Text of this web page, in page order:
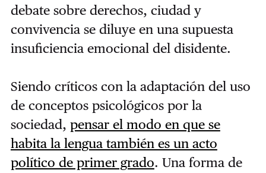
debate sobre derechos, ciudad y
convivencia se diluye en una supuesta
insuficiencia emocional del disidente.
Siendo críticos con la adaptación del uso
de conceptos psicológicos por la
sociedad, pensar el modo en que se
habita la lengua también es un acto
político de primer grado. Una forma de